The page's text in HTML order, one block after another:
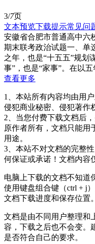
3/7页
文本预览下载提示常见问
安徽省合肥市普通高中六
期末联考政治试题一、单
之年，也是“十五五”规划
事”，也是“家事”。在以五
查看更多
1、本站所有内容均由用
侵犯商业秘密、侵犯著作
2、当您付费下载文档后
原作者所有，文档只能用
用途。
3、本站不对文档的完整
何保证或承诺！文档内容
电脑上下载的文档不知道
使用键盘组合键（ctrl + j
文档下载进度和保存位置。
文档是由不同用户整理和
容，下载之后也不会变。
是否符合自己的要求。